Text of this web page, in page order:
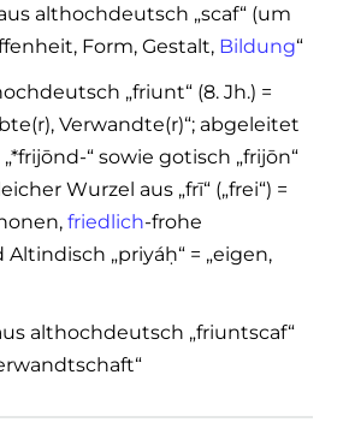
aus althochdeutsch „scaf“ (um
Form, Gestalt, Bildung“
„friunt“ (8. Jh.) =
Verwandte(r)“; abgeleitet
“ sowie gotisch „frijōn“
Wurzel aus „frī“ („frei“) =
friedlich-frohe
Altindisch „priyáḥ“ = „eigen,
althochdeutsch „friuntscaf“